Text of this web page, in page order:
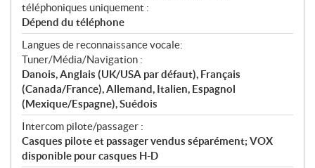
téléphoniques uniquement :
Dépend du téléphone
Langues de reconnaissance vocale:
Tuner/Média/Navigation :
Danois, Anglais (UK/USA par défaut), Français
(Canada/France), Allemand, Italien, Espagnol
(Mexique/Espagne), Suédois
Intercom pilote/passager :
Casques pilote et passager vendus séparément; VOX
disponible pour casques H-D